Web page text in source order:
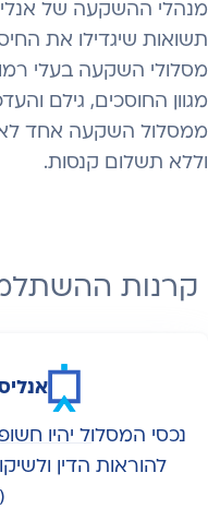
מנהלי ההשקעה של
תשואות שיגדילו את
מסלולי השקעה בעלי
מגוון החוסכים, גילם
ממסלול השקעה אחד
וללא תשלום קנסות.
קרנות
נכסי המסלול יהיו
להוראות הדין